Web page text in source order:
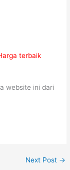
terbaik
website ini dari
Next Post →